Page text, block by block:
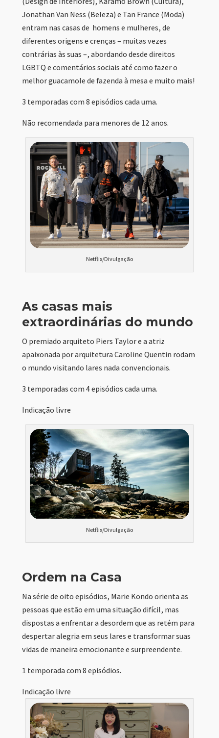
Jonathan Van Ness (Beleza) e Tan France (Moda)
entram nas casas de homens e mulheres, de
diferentes origens e crenças – muitas vezes
contrárias às suas –, abordando desde direitos
LGBTQ e comentários sociais até como fazer o
melhor guacamole de fazenda à mesa e muito mais!
3 temporadas com 8 episódios cada uma.
Não recomendada para menores de 12 anos.
Netflix/Divulgação
As casas mais
extraordinárias do mundo
O premiado arquiteto Piers Taylor e a atriz
apaixonada por arquitetura Caroline Quentin rodam
o mundo visitando lares nada convencionais.
3 temporadas com 4 episódios cada uma.
Indicação livre
Netflix/Divulgação
Ordem na Casa
Na série de oito episódios, Marie Kondo orienta as
pessoas que estão em uma situação difícil, mas
dispostas a enfrentar a desordem que as retém para
despertar alegria em seus lares e transformar suas
vidas de maneira emocionante e surpreendente.
1 temporada com 8 episódios.
Indicação livre